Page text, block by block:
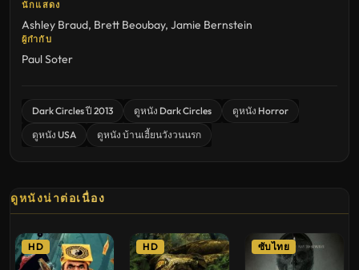
นักแสดง
Ashley Braud, Brett Beoubay, Jamie Bernstein
ผู้กำกับ
Paul Soter
Dark Circles ปี 2013 ดูหนัง Dark Circles
ดูหนัง Horror
ดูหนัง USA
ดูหนัง บ้านเฮี้ยนวังวนนรก
ดูหนังน่าต่อเนื่อง
HD HD ซับไทย